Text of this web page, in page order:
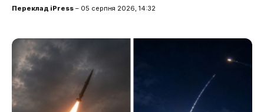
Переклад iPress – 05 серпня 2026, 14:32